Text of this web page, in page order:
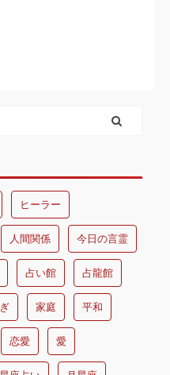
ヒーラー
人間関係 今日の言霊
占い館 占龍館
家庭 平和
恋愛 愛